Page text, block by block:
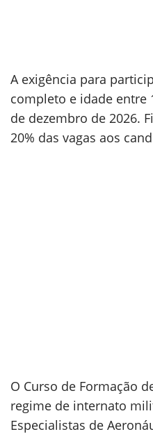
A exigência para
completo e idade entre
de dezembro de 2026.
20% das vagas aos
O Curso de Formação
regime de internato
Especialistas de